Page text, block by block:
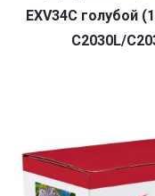
EXV34C голубой
C2030L/